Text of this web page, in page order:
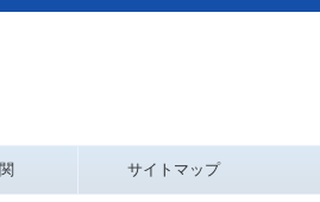
サイトマップ